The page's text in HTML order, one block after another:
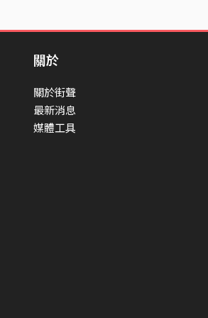
關於
關於街聲
最新消息
媒體工具